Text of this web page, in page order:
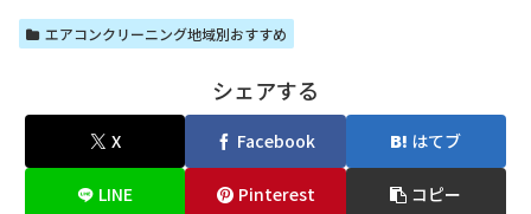
エアコンクリーニング地域別おすすめ
シェアする
X Facebook はてブ
LINE Pinterest コピー